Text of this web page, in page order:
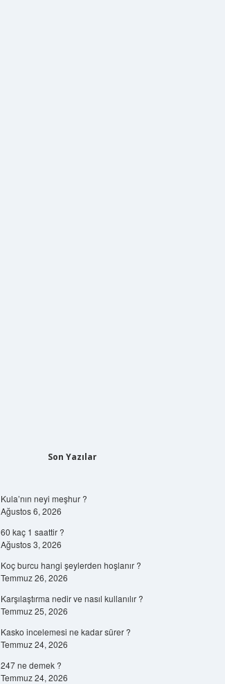
Son Yazılar
Kula’nın neyi meşhur ?
Ağustos 6, 2026
60 kaç 1 saattir ?
Ağustos 3, 2026
Koç burcu hangi şeylerden hoşlanır ?
Temmuz 26, 2026
Karşılaştırma nedir ve nasıl kullanılır ?
Temmuz 25, 2026
Kasko incelemesi ne kadar sürer ?
Temmuz 24, 2026
247 ne demek ?
Temmuz 24, 2026